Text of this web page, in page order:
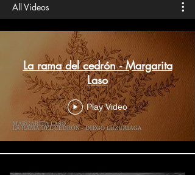
All Videos
La rama del cedrón - Margarita
Laso
Play Video